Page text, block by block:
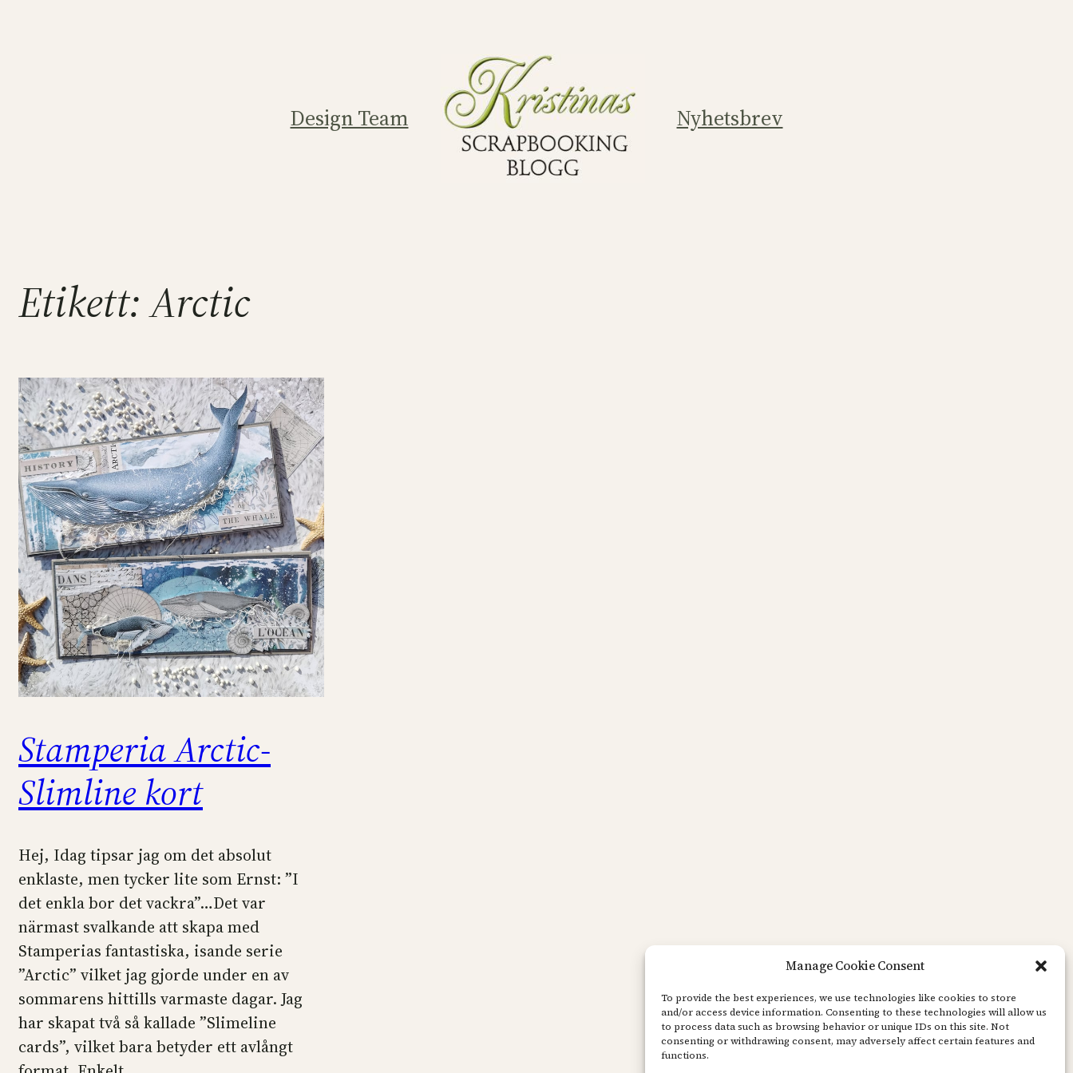
Manage Cookie Consent
To provide the best experiences, we use technologies like cookies to store
and/or access device information. Consenting to these technologies will allow us
to process data such as browsing behavior or unique IDs on this site. Not
consenting or withdrawing consent, may adversely affect certain features and
functions.
Design Team Nyhetsbrev
Etikett:Arctic
Stamperia Arctic-
Slimline kort
Hej, Idag tipsar jag om det absolut
enklaste, men tycker lite som Ernst: ”I
det enkla bor det vackra”…Det var
närmast svalkande att skapa med
Stamperias fantastiska, isande serie
”Arctic” vilket jag gjorde under en av
sommarens hittills varmaste dagar. Jag
har skapat två så kallade ”Slimeline
cards”, vilket bara betyder ett avlångt